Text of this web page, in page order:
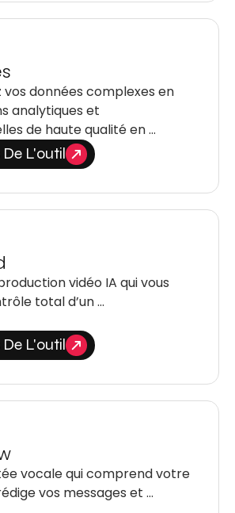
données complexes en
analytiques et
de haute qualité en …
L'outil
vidéo IA qui vous
total d’un …
L'outil
vocale qui comprend votre
vos messages et …